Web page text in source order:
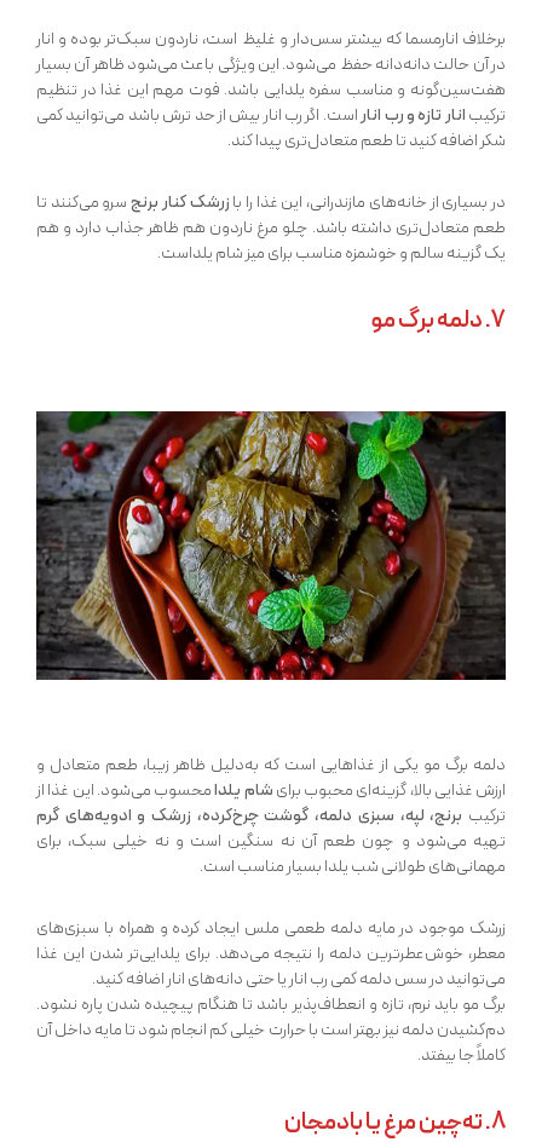
برخلاف انارمسما که بیشتر سس‌دار و غلیظ است، ناردون سبک‌تر بوده و انار
در آن حالت دانه‌دانه حفظ می‌شود. این ویژگی باعث می‌شود ظاهر آن بسیار
هفت‌سین‌گونه و مناسب سفره یلدایی باشد. فوت مهم این غذا در تنظیم
ترکیبانار تازه و رب اناراست. اگر رب انار بیش از حد ترش باشد می‌توانید کمی
شکر اضافه کنید تا طعم متعادل‌تری پیدا کند.
در بسیاری از خانه‌های مازندرانی، این غذا را بازرشک کنار برنجسرو می‌کنند تا
طعم متعادل‌تری داشته باشد. چلو مرغ ناردون هم ظاهر جذاب دارد و هم
یک گزینه سالم و خوشمزه مناسب برای میز شام یلداست.
7. دلمه برگ مو
دلمه برگ مو یکی از غذاهایی است که به‌دلیل ظاهر زیبا، طعم متعادل و
ارزش غذایی بالا، گزینه‌ای محبوب برایشام یلدامحسوب می‌شود. این غذا از
ترکیب برنج، لپه، سبزی دلمه، گوشت چرخ‌کرده، زرشک و ادویه‌های گرم
تهیه می‌شود و چون طعم آن نه سنگین است و نه خیلی سبک، برای
مهمانی‌های طولانی شب یلدا بسیار مناسب است.
زرشک موجود در مایه دلمه طعمی ملس ایجاد کرده و همراه با سبزی‌های
معطر، خوش‌عطرترین دلمه را نتیجه می‌دهد. برای یلدایی‌تر شدن این غذا
می‌توانید در سس دلمه کمی رب انار یا حتی دانه‌های انار اضافه کنید.
برگ مو باید نرم، تازه و انعطاف‌پذیر باشد تا هنگام پیچیده شدن پاره نشود.
دم‌کشیدن دلمه نیز بهتر است با حرارت خیلی کم انجام شود تا مایه داخل آن
کاملاً جا بیفتد.
8. ته‌چین مرغ یا بادمجان